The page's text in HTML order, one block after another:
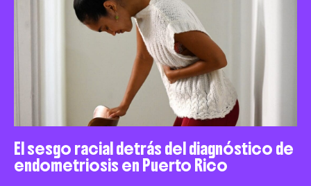
El sesgo racial detrás del diagnóstico de
endometriosis en Puerto Rico